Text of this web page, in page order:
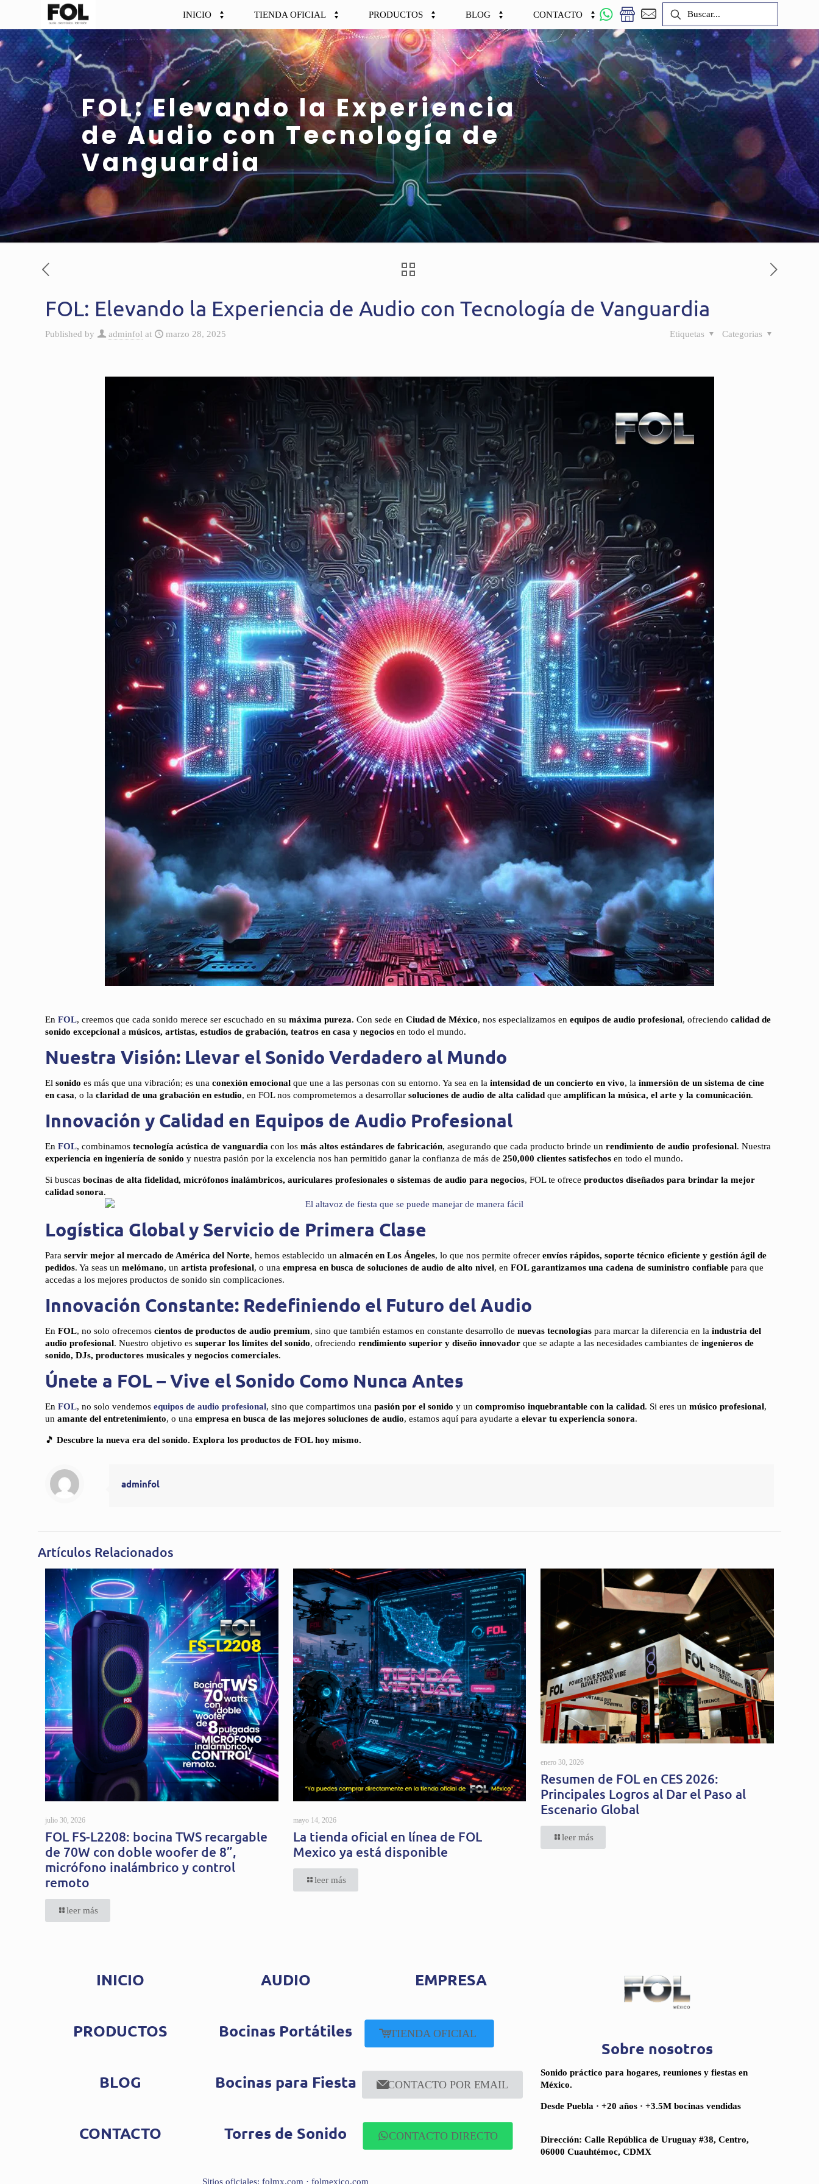
INICIO TIENDA OFICIAL PRODUCTOS BLOG CONTACTO
FOL: Elevando la Experiencia
de Audio con Tecnología de
Vanguardia
FOL: Elevando la Experiencia de Audio con Tecnología de Vanguardia
Published by adminfol at marzo 28, 2025 Categorias
Etiquetas
EnFOL, creemos que cada sonido merece ser escuchado en sumáxima pureza. Con sede enCiudad de México, nos especializamos enequipos de audio profesional, ofreciendocalidad de
sonido excepcional amúsicos, artistas, estudios de grabación, teatros en casa y negocios en todo el mundo.
Nuestra Visión: Llevar el Sonido Verdadero al Mundo
Elsonido es más que una vibración; es unaconexión emocional que une a las personas con su entorno. Ya sea en laintensidad de un concierto en vivo, lainmersión de un sistema de cine
en casa, o laclaridad de una grabación en estudio, en FOL nos comprometemos a desarrollarsoluciones de audio de alta calidad queamplifican la música, el arte y la comunicación.
Innovación y Calidad en Equipos de Audio Profesional
EnFOL, combinamostecnología acústica de vanguardia con losmás altos estándares de fabricación, asegurando que cada producto brinde unrendimiento de audio profesional. Nuestra
experiencia en ingeniería de sonido y nuestra pasión por la excelencia nos han permitido ganar la confianza de más de250,000 clientes satisfechos en todo el mundo.
Si buscasbocinas de alta fidelidad, micrófonos inalámbricos, auriculares profesionales o sistemas de audio para negocios, FOL te ofreceproductos diseñados para brindar la mejor
calidad sonora.
Logística Global y Servicio de Primera Clase
Paraservir mejor al mercado de América del Norte, hemos establecido unalmacén en Los Ángeles, lo que nos permite ofrecerenvíos rápidos, soporte técnico eficiente y gestión ágil de
pedidos. Ya seas unmelómano, unartista profesional, o unaempresa en busca de soluciones de audio de alto nivel, enFOL garantizamos una cadena de suministro confiable para que
accedas a los mejores productos de sonido sin complicaciones.
Innovación Constante: Redefiniendo el Futuro del Audio
EnFOL, no solo ofrecemoscientos de productos de audio premium, sino que también estamos en constante desarrollo denuevas tecnologías para marcar la diferencia en laindustria del
audio profesional. Nuestro objetivo essuperar los límites del sonido, ofreciendorendimiento superior y diseño innovador que se adapte a las necesidades cambiantes deingenieros de
sonido, DJs, productores musicales y negocios comerciales.
Únete a FOL – Vive el Sonido Como Nunca Antes
EnFOL, no solo vendemosequipos de audio profesional, sino que compartimos unapasión por el sonido y uncompromiso inquebrantable con la calidad. Si eres unmúsico profesional,
unamante del entretenimiento, o unaempresa en busca de las mejores soluciones de audio, estamos aquí para ayudarte aelevar tu experiencia sonora.
🎵Descubre la nueva era del sonido. Explora los productos de FOL hoy mismo.
adminfol
Artículos Relacionados
julio 30, 2026
FOL FS-L2208: bocina TWS recargable
de 70W con doble woofer de 8”,
micrófono inalámbrico y control
remoto
leer más
mayo 14, 2026
La tienda oficial en línea de FOL
Mexico ya está disponible
leer más
enero 30, 2026
Resumen de FOL en CES 2026:
Principales Logros al Dar el Paso al
Escenario Global
leer más
INICIO AUDIO EMPRESA
PRODUCTOS Bocinas Portátiles TIENDA OFICIAL
BLOG Bocinas para Fiesta CONTACTO POR EMAIL
CONTACTO Torres de Sonido CONTACTO DIRECTO
Sitios oficiales: folmx.com · folmexico.com
Sobre nosotros
Sonido práctico para hogares, reuniones y fiestas en
México.
Desde Puebla · +20 años · +3.5M bocinas vendidas
Dirección: Calle República de Uruguay #38, Centro,
06000 Cuauhtémoc, CDMX